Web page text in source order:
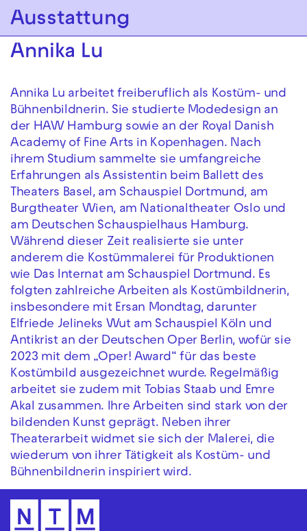
Zur Hauptnavigation springen
Zum Hauptinhalt springen
Ausstattung
Annika Lu
Annika Lu arbeitet freiberuflich als Kostüm- und
Bühnenbildnerin. Sie studierte Modedesign an
der HAW Hamburg sowie an der Royal Danish
Academy of Fine Arts in Kopenhagen. Nach
ihrem Studium sammelte sie umfangreiche
Erfahrungen als Assistentin beim Ballett des
Theaters Basel, am Schauspiel Dortmund, am
Burgtheater Wien, am Nationaltheater Oslo und
am Deutschen Schauspielhaus Hamburg.
Während dieser Zeit realisierte sie unter
anderem die Kostümmalerei für Produktionen
wie Das Internat am Schauspiel Dortmund. Es
folgten zahlreiche Arbeiten als Kostümbildnerin,
insbesondere mit Ersan Mondtag, darunter
Elfriede Jelineks Wut am Schauspiel Köln und
Antikrist an der Deutschen Oper Berlin, wofür sie
2023 mit dem „Oper! Award“ für das beste
Kostümbild ausgezeichnet wurde. Regelmäßig
arbeitet sie zudem mit Tobias Staab und Emre
Akal zusammen. Ihre Arbeiten sind stark von der
bildenden Kunst geprägt. Neben ihrer
Theaterarbeit widmet sie sich der Malerei, die
wiederum von ihrer Tätigkeit als Kostüm- und
Bühnenbildnerin inspiriert wird.